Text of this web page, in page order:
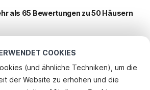
COOKIES
(und ähnliche Techniken), um die
der Website zu erhöhen und die
als 65 Bewertungen zu 50 Häusern
für Urlaub